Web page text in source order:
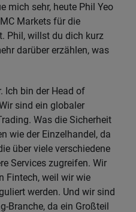
mich sehr, heute Phil Yeo
Markets für die
Phil, willst du dich kurz
darüber erzählen, was
Ich bin der Head of
sind ein globaler
Was die Sicherheit
wie der Einzelhandel, da
über viele verschiedene
Services zugreifen. Wir
Fintech, weil wir wie
werden. Und wir sind
Branche, da ein Großteil